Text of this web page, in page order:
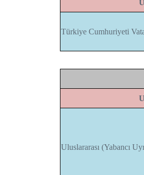
Türkiye Cumhuriyeti
Uluslararası (Yabancı